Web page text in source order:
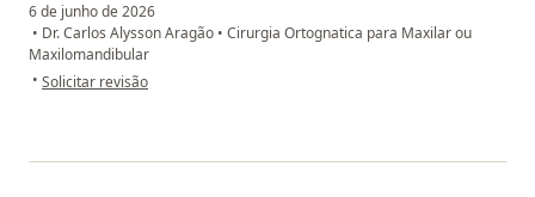
6 de junho de 2026
• Dr. Carlos Alysson Aragão • Cirurgia Ortognatica para Maxilar ou
Maxilomandibular
• na opinião do utilizador Emerson Oliveira Santos
Solicitar revisão